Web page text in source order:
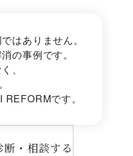
はありません。
の事例です。
、
です。
断・相談する